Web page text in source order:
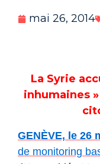
mai 26, 2014
La Syrie
inhumaines
GENÈVE, le 26
de monitoring